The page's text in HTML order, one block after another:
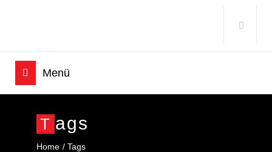
T Ags
Home Tags